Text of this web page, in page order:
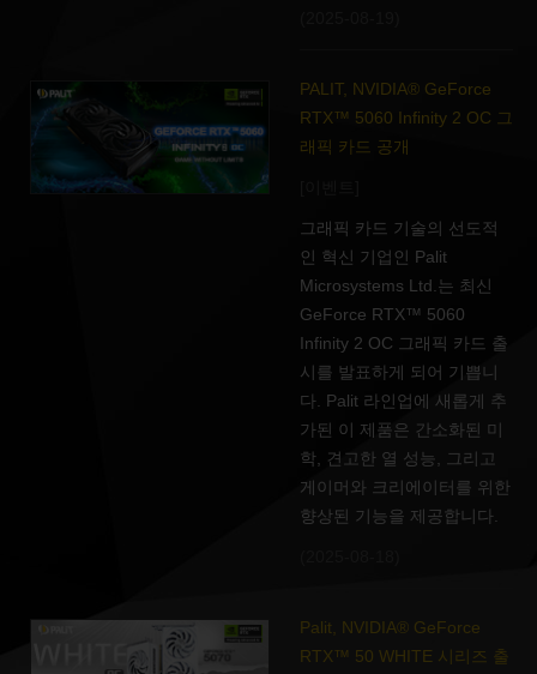
PALIT, NVIDIA® GeForce
RTX™ 5060 Infinity 2 OC 그
래픽 카드 공개
그래픽 카드 기술의 선도적
인 혁신 기업인 Palit
Microsystems Ltd.는 최신
GeForce RTX™ 5060
Infinity 2 OC 그래픽 카드 출
시를 발표하게 되어 기쁩니
다. Palit 라인업에 새롭게 추
가된 이 제품은 간소화된 미
학, 견고한 열 성능, 그리고
게이머와 크리에이터를 위한
향상된 기능을 제공합니다.
Palit, NVIDIA® GeForce
RTX™ 50 WHITE 시리즈 출